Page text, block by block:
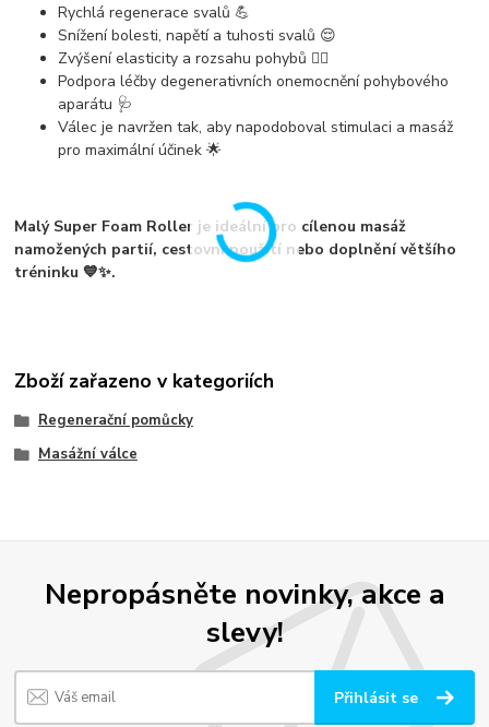
Rychlá regenerace svalů 💪
Snížení bolesti, napětí a tuhosti svalů 😌
Zvýšení elasticity a rozsahu pohybů 🏃‍♂️
Podpora léčby degenerativních onemocnění pohybového
aparátu 🩺
Válec je navržen tak, aby napodoboval stimulaci a masáž
pro maximální účinek 🌟
Malý Super Foam Roller je ideální pro cílenou masáž
namožených partií, cestovní použití nebo doplnění většího
tréninku 💙✨.
Zboží zařazeno v kategoriích
Regenerační pomůcky
Masážní válce
Nepropásněte novinky, akce a
slevy!
Přihlásit se